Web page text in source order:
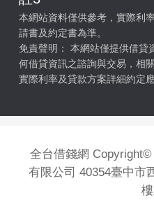
本網站資料僅供參考，實際利
請書及約定書為準。
免責聲明： 本網站僅提供借貸
何借貸資訊之諮詢與交易，相
實際利率及貸款方案詳細約定
全台借錢網
有限公司 40354臺中市